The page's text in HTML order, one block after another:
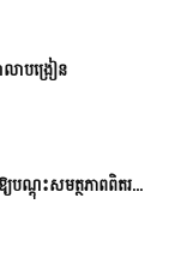
ាបង្រៀន
ណ្តុះសមត្ថភាពពិតរ...